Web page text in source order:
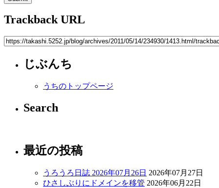
Trackback URL
じぶんち
うちのトップページ
Search
最近の投稿
うろうろ日誌 2026年07月26日 2026年07月27日
ひさしぶりにドメインを移管 2026年06月22日